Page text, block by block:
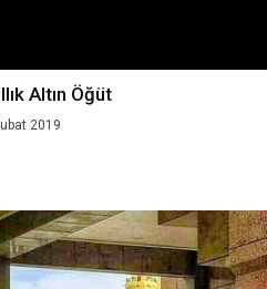
Altın Öğüt
2019